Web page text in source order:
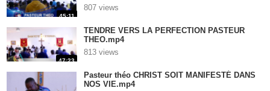
45:11
807 views
47:23
TENDRE VERS LA PERFECTION PASTEUR
THEO.mp4
813 views
Pasteur théo CHRIST SOIT MANIFESTÉ DANS
NOS VIE.mp4